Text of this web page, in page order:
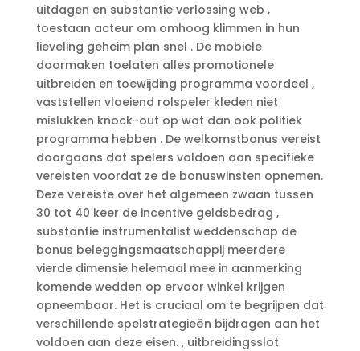
uitdagen en substantie verlossing web ,
toestaan acteur om omhoog klimmen in hun
lieveling geheim plan snel . De mobiele
doormaken toelaten alles promotionele
uitbreiden en toewijding programma voordeel ,
vaststellen vloeiend rolspeler kleden niet
mislukken knock-out op wat dan ook politiek
programma hebben . De welkomstbonus vereist
doorgaans dat spelers voldoen aan specifieke
vereisten voordat ze de bonuswinsten opnemen.
Deze vereiste over het algemeen zwaan tussen
30 tot 40 keer de incentive geldsbedrag ,
substantie instrumentalist weddenschap de
bonus beleggingsmaatschappij meerdere
vierde dimensie helemaal mee in aanmerking
komende wedden op ervoor winkel krijgen
opneembaar. Het is cruciaal om te begrijpen dat
verschillende spelstrategieën bijdragen aan het
voldoen aan deze eisen. , uitbreidingsslot